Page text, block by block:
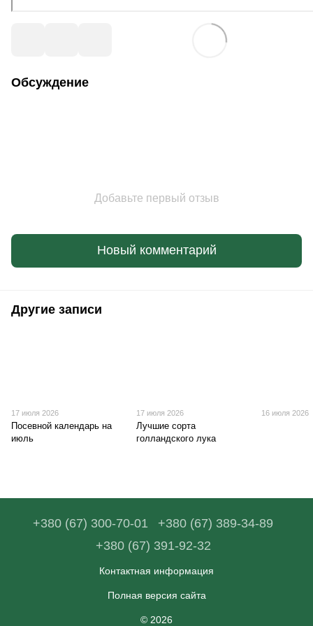
Обсуждение
Добавьте первый отзыв
Новый комментарий
Другие записи
17 июля 2026
Посевной календарь на
июль
17 июля 2026
Лучшие сорта
голландского лука
16 июля 2026
+380 (67) 300-70-01
+380 (67) 389-34-89
+380 (67) 391-92-32
Контактная информация
Полная версия сайта
© 2026